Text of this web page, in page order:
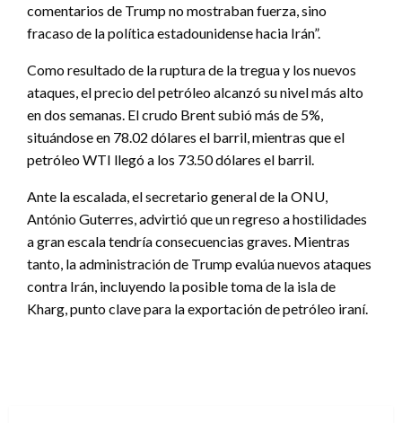
comentarios de Trump no mostraban fuerza, sino
fracaso de la política estadounidense hacia Irán”.
Como resultado de la ruptura de la tregua y los nuevos
ataques, el precio del petróleo alcanzó su nivel más alto
en dos semanas. El crudo Brent subió más de 5%,
situándose en 78.02 dólares el barril, mientras que el
petróleo WTI llegó a los 73.50 dólares el barril.
Ante la escalada, el secretario general de la ONU,
António Guterres, advirtió que un regreso a hostilidades
a gran escala tendría consecuencias graves. Mientras
tanto, la administración de Trump evalúa nuevos ataques
contra Irán, incluyendo la posible toma de la isla de
Kharg, punto clave para la exportación de petróleo iraní.